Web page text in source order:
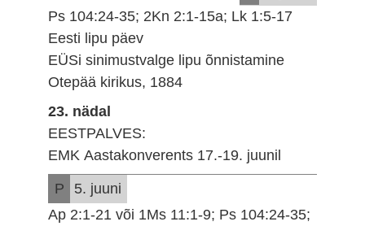
Ps 104:24-35; 2Kn 2:1-15a; Lk 1:5-17
Eesti lipu päev
EÜSi sinimustvalge lipu õnnistamine
Otepää kirikus, 1884
23. nädal
EESTPALVES:
EMK Aastakonverents 17.-19. juunil
P
5. juuni
Ap 2:1-21 või 1Ms 11:1-9; Ps 104:24-35;